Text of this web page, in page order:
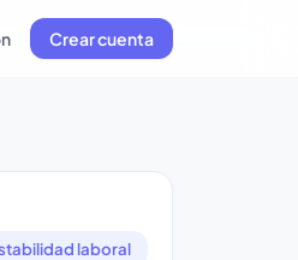
Crear cuenta
laboral